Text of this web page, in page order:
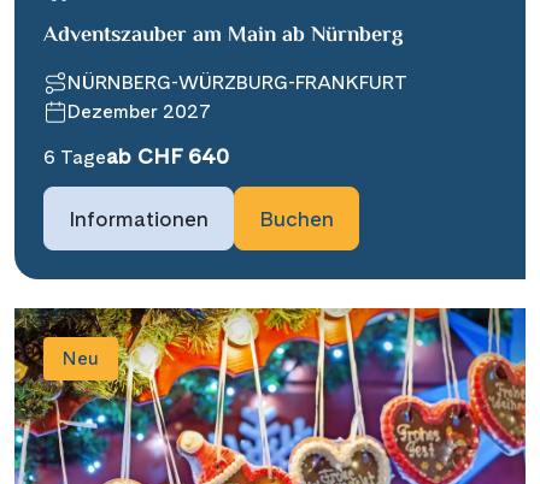
Adventszauber am Main ab Nürnberg
NÜRNBERG-WÜRZBURG-FRANKFURT
Dezember 2027
6 Tageab CHF 640
Informationen Buchen
Neu